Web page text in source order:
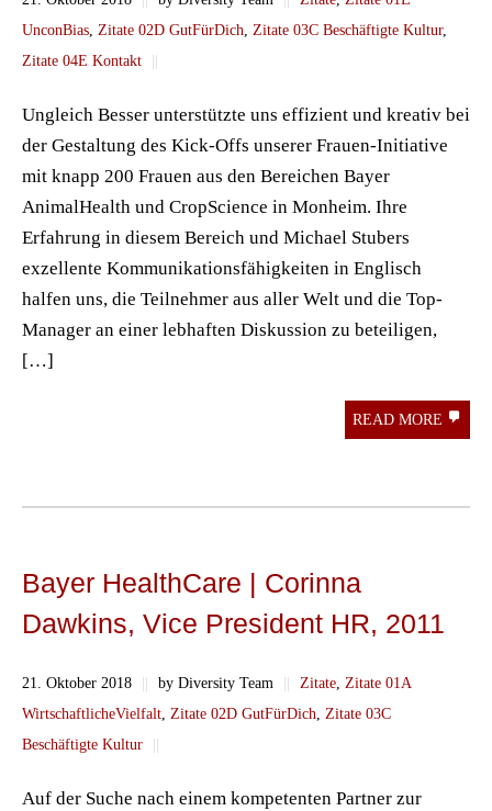
UnconBias Zitate 02D GutFürDich Zitate 03C Beschäftigte Kultur,
Zitate 04E Kontakt
||
Ungleich Besser unterstützte uns effizient und kreativ bei
der Gestaltung des Kick-Offs unserer Frauen-Initiative
mit knapp 200 Frauen aus den Bereichen Bayer
AnimalHealth und CropScience in Monheim. Ihre
Erfahrung in diesem Bereich und Michael Stubers
exzellente Kommunikationsfähigkeiten in Englisch
halfen uns, die Teilnehmer aus aller Welt und die Top-
Manager an einer lebhaften Diskussion zu beteiligen,
[…]
READ MORE
Bayer HealthCare | Corinna
Dawkins, Vice President HR, 2011
21. Oktober 2018 || by Diversity Team || Zitate Zitate 01A
WirtschaftlicheVielfalt Zitate 02D GutFürDich
Zitate 03C
Beschäftigte Kultur
||
Auf der Suche nach einem kompetenten Partner zur